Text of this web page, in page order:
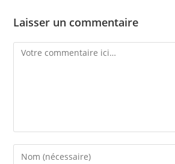
Laisser un commentaire